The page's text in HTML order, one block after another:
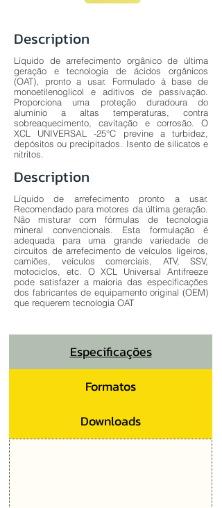
Description
Líquido de arrefecimento orgânico de última
geração e tecnologia de ácidos orgânicos
(OAT), pronto a usar. Formulado à base de
monoetilenoglicol e aditivos de passivação.
Proporciona uma proteção duradoura do
alumínio a altas temperaturas, contra
sobreaquecimento, cavitação e corrosão. O
XCL UNIVERSAL -25°C previne a turbidez,
depósitos ou precipitados. Isento de silicatos e
nitritos.
Description
Líquido de arrefecimento pronto a usar.
Recomendado para motores da última geração.
Não misturar com fórmulas de tecnologia
mineral convencionais. Esta formulação é
adequada para uma grande variedade de
circuitos de arrefecimento de veículos ligeiros,
camiões, veículos comerciais, ATV, SSV,
motociclos, etc. O XCL Universal Antifreeze
pode satisfazer a maioria das especificações
dos fabricantes de equipamento original (OEM)
que requerem tecnologia OAT
Especificações
Formatos
Downloads